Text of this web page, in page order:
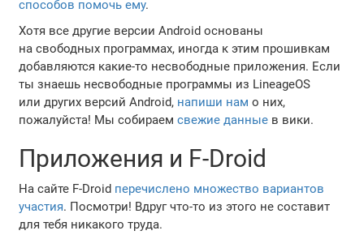
способов помочь ему.
Хотя все другие версии Android основаны
на свободных программах, иногда к этим прошивкам
добавляются какие-то несвободные приложения. Если
ты знаешь несвободные программы из LineageOS
или других версий Android, напиши нам о них,
пожалуйста! Мы собираемсвежие данные в вики.
Приложения и F-Droid
На сайте F-Droid перечислено множество вариантов
участия. Посмотри! Вдруг что-то из этого не составит
для тебя никакого труда.